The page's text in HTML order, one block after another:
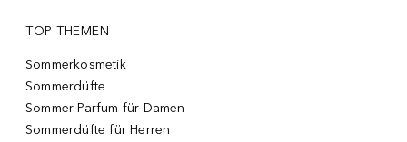
TOP THEMEN
Sommerkosmetik
Sommerdüfte
Sommer Parfum für Damen
Sommerdüfte für Herren